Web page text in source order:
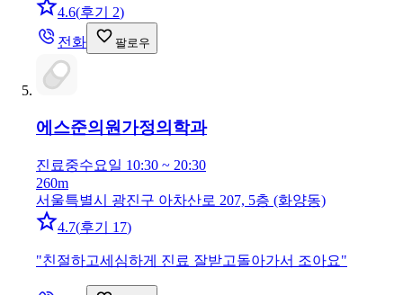
4.6(후기 2)
전화
팔로우
에스준의원 가정의학과
진료중수요일 10:30 ~ 20:30
260m
서울특별시 광진구 아차산로 207, 5층 (화양동)
4.7(후기 17)
"친절하고세심하게 진료 잘받고돌아가서 조아요"